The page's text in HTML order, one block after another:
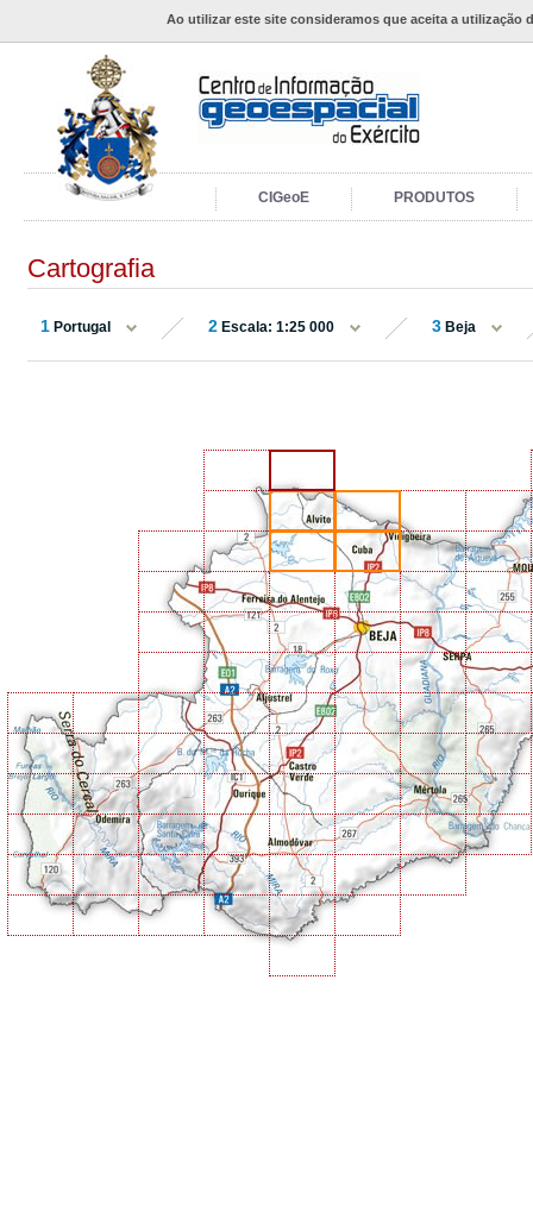
Ao utilizar este site consideramos que aceita a utilização
CIGeoE PRODUTOS
Cartografia
1 Portugal 2 Escala: 1:25 000 3 Beja